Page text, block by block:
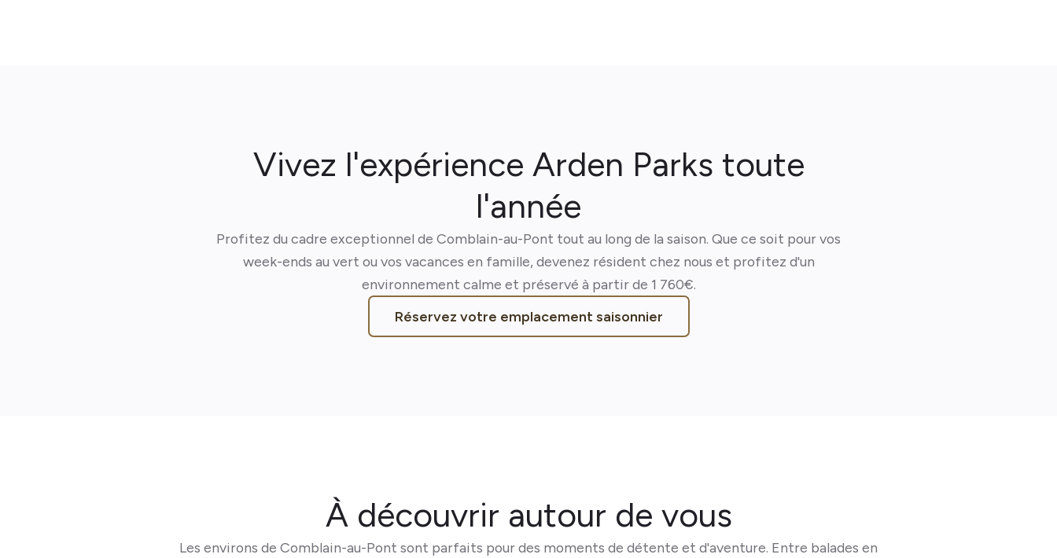
Vivez l'expérience Arden Parks toute
l'année
Profitez du cadre exceptionnel de Comblain-au-Pont tout au long de la saison. Que ce soit pour vos
week-ends au vert ou vos vacances en famille, devenez résident chez nous et profitez d'un
environnement calme et préservé à partir de 1 760€.
Réservez votre emplacement saisonnier
À découvrir autour de vous
Les environs de Comblain-au-Pont sont parfaits pour des moments de détente et d'aventure. Entre balades en